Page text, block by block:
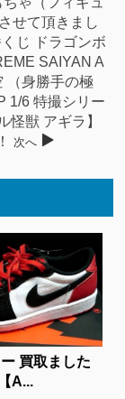
せて頂きまし
じ ドラゴンボ
SAIYAN A
（身勝手の極
1/6 特撮シリー
怪獣 アギラ】
次へ
買取ました
A...